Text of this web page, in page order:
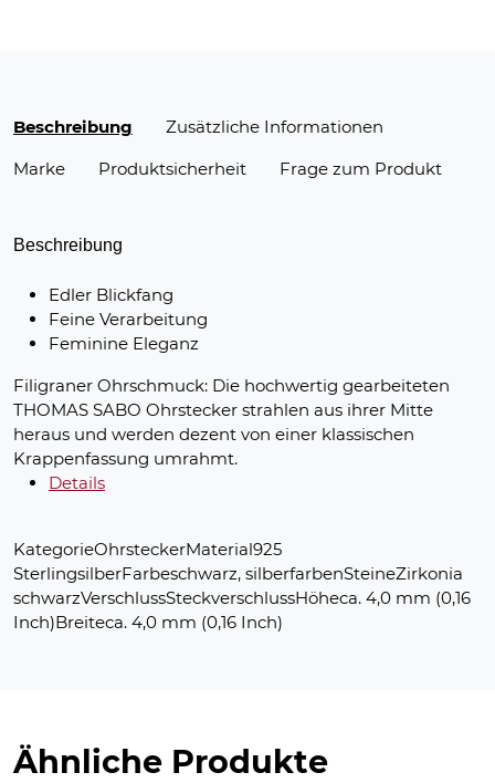
Beschreibung
Zusätzliche Informationen
Marke
Produktsicherheit Frage zum Produkt
Beschreibung
Edler Blickfang
Feine Verarbeitung
Feminine Eleganz
Filigraner Ohrschmuck: Die hochwertig gearbeiteten
THOMAS SABO Ohrstecker strahlen aus ihrer Mitte
heraus und werden dezent von einer klassischen
Krappenfassung umrahmt.
Details
KategorieOhrsteckerMaterial925
SterlingsilberFarbeschwarz, silberfarbenSteineZirkonia
schwarzVerschlussSteckverschlussHöheca. 4,0 mm (0,16
Inch)Breiteca. 4,0 mm (0,16 Inch)
Ähnliche Produkte